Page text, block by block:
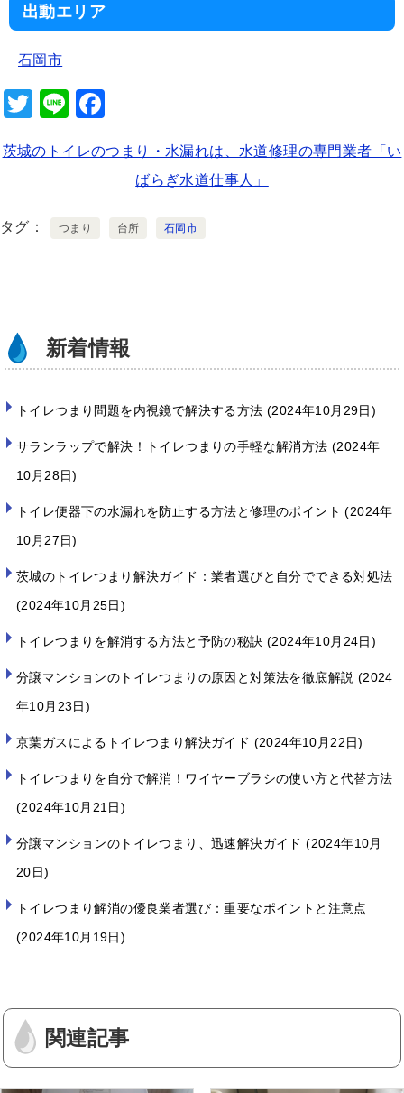
出動エリア
石岡市
T
tt
Li
e c
b
茨城のトイレのつまり・水漏れは、水道修理の専門業者「い
ばらぎ水道仕事人」
タグ つまり 台所 石岡市
新着情報
トイレつまり問題を内視鏡で解決する方法 2024年10月29日
サランラップで解決！トイレつまりの手軽な解消方法
2024年
10月28日
トイレ便器下の水漏れを防止する方法と修理のポイント 2024年
10月27日
茨城のトイレつまり解決ガイド：業者選びと自分でできる対処法
2024年10月25日
トイレつまりを解消する方法と予防の秘訣 2024年10月24日
分譲マンションのトイレつまりの原因と対策法を徹底解説
2024
年10月23日
京葉ガスによるトイレつまり解決ガイド 2024年10月22日
トイレつまりを自分で解消！ワイヤーブラシの使い方と代替方法
2024年10月21日
分譲マンションのトイレつまり、迅速解決ガイド 2024年10月
20日
トイレつまり解消の優良業者選び：重要なポイントと注意点
2024年10月19日
関連記事